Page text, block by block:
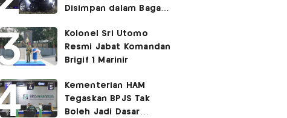
Disimpan dalam Bagasi
Kolonel Sri Utomo
Resmi Jabat Komandan
Brigif 1 Marinir
Kementerian HAM
Tegaskan BPJS Tak
Boleh Jadi Dasar